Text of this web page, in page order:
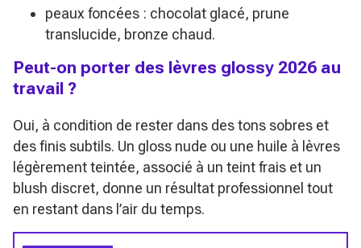
peaux foncées : chocolat glacé, prune
translucide, bronze chaud.
Peut-on porter des lèvres glossy 2026 au
travail ?
Oui, à condition de rester dans des tons sobres et
des finis subtils. Un gloss nude ou une huile à lèvres
légèrement teintée, associé à un teint frais et un
blush discret, donne un résultat professionnel tout
en restant dans l’air du temps.